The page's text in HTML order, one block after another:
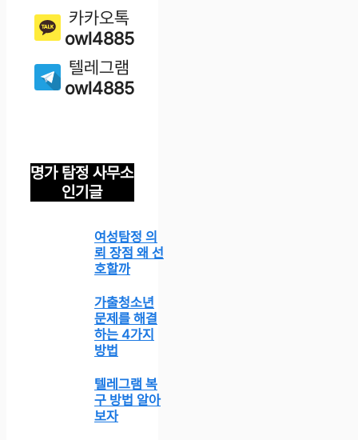
카카오톡
owl4885
텔레그램
owl4885
명가 탐정 사무소
인기글
여성탐정 의
뢰 장점 왜 선
호할까
가출청소년
문제를 해결
하는 4가지
방법
텔레그램 복
구 방법 알아
보자